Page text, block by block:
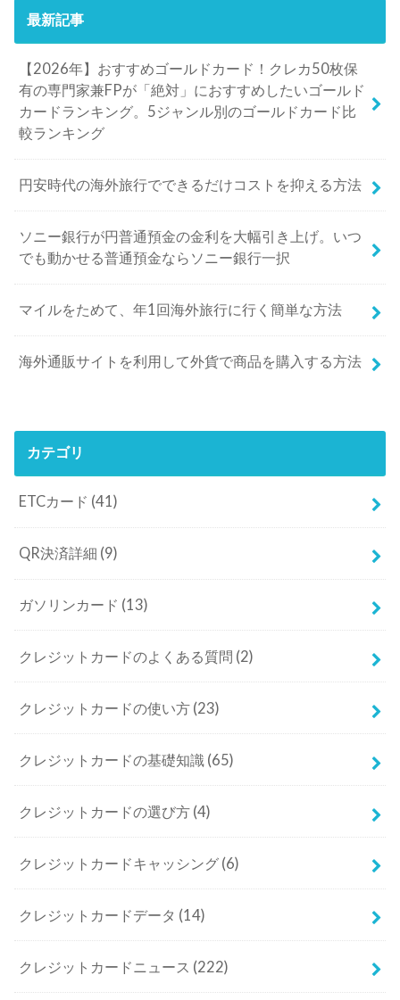
最新記事
【2026年】おすすめゴールドカード！クレカ50枚保
有の専門家兼FPが「絶対」におすすめしたいゴールド
カードランキング。5ジャンル別のゴールドカード比
較ランキング
円安時代の海外旅行でできるだけコストを抑える方法
ソニー銀行が円普通預金の金利を大幅引き上げ。いつ
でも動かせる普通預金ならソニー銀行一択
マイルをためて、年1回海外旅行に行く簡単な方法
海外通販サイトを利用して外貨で商品を購入する方法
カテゴリ
ETCカード (41)
QR決済詳細 (9)
ガソリンカード (13)
クレジットカードのよくある質問 (2)
クレジットカードの使い方 (23)
クレジットカードの基礎知識 (65)
クレジットカードの選び方 (4)
クレジットカードキャッシング (6)
クレジットカードデータ (14)
クレジットカードニュース (222)